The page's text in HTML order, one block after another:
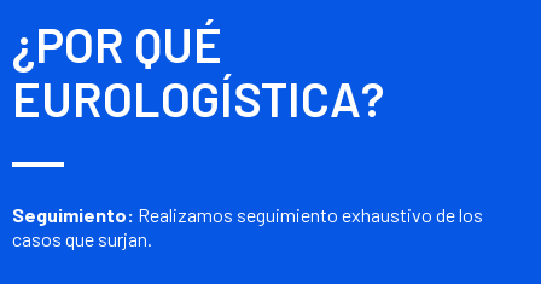
¿POR QUÉ
EUROLOGÍSTICA?
Seguimiento: Realizamos seguimiento exhaustivo de los
casos que surjan.